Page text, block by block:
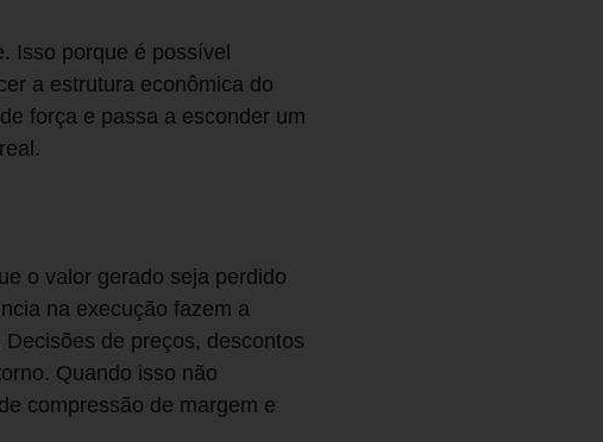
Isso porque é possível
a estrutura econômica do
força e passa a esconder um
o valor gerado seja perdido
na execução fazem a
de preços, descontos
Quando isso não
compressão de margem e